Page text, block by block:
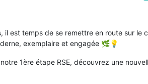
il est temps de se remettre en route sur
exemplaire et engagée 🌿💡
1ère étape RSE, découvrez une